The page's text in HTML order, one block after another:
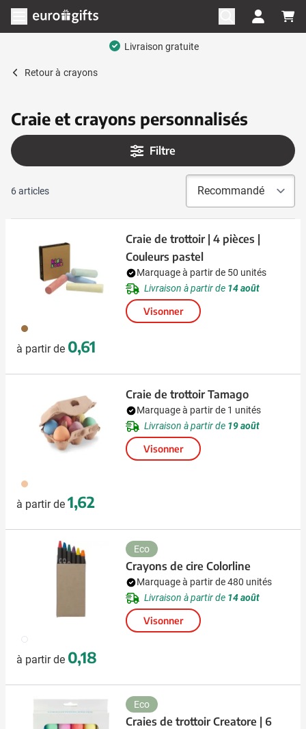
Aller au contenu
Ouvrir le menu
Livraison gratuite
Retour à crayons
Craie et crayons personnalisés
Filtre
6articles
009
à partir de 0,61
Craie de trottoir | 4 pièces |
Couleurs pastel
Marquage à partir de 50 unités
Livraison à partir de 14 août
Visonner
357
à partir de 1,62
Craie de trottoir Tamago
Marquage à partir de 1 unités
Livraison à partir de 19 août
Visonner
009
à partir de 0,18
Eco
Crayons de cire Colorline
Marquage à partir de 480 unités
Livraison à partir de 14 août
Visonner
Eco
Craies de trottoir Creatore | 6